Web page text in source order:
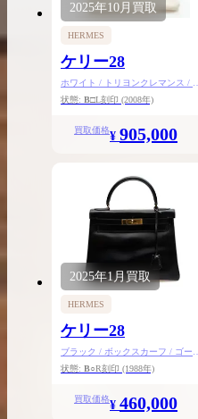
2025年10月 買取
HERMES
ケリー28
ホワイト / トリヨンクレマンス / シ
ルバー金具
状態: B□L刻印 (2008年)
買取価格¥ 905,000
2025年1月買取
HERMES
ケリー28
ブラック / ボックスカーフ / ゴール
ド金具
状態: B○R刻印 (1988年)
買取価格¥ 460,000